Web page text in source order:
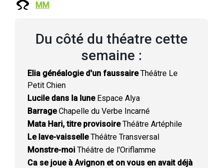
MM
Du côté du théatre cette
semaine :
Elia généalogie d'un faussaireThéâtre Le
Petit Chien
Lucile dans la luneEspace Alya
BarrageChapelle du Verbe Incarné
Mata Hari, titre provisoireThéâtre Artéphile
Le lave-vaisselleThéâtre Transversal
Monstre-moi Théâtre de l'Oriflamme
Ca se joue à Avignon et on vous en avait déjà